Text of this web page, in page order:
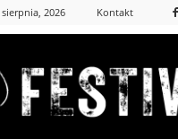
2026 Kontakt